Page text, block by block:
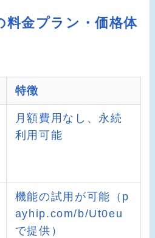
金プラン・価格体
特徴
月額費用なし、永続
利用可能
機能の試用が可能（p
ayhip.com/b/Ut0eu
で提供）